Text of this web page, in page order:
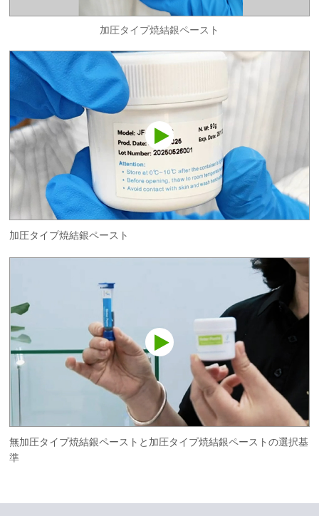
加圧タイプ焼結銀ペースト
加圧タイプ焼結銀ペースト
無加圧タイプ焼結銀ペーストと加圧タイプ焼結銀ペーストの選択基
準